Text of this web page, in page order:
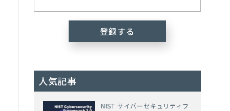
人気記事
NIST サイバーセキュリティフ